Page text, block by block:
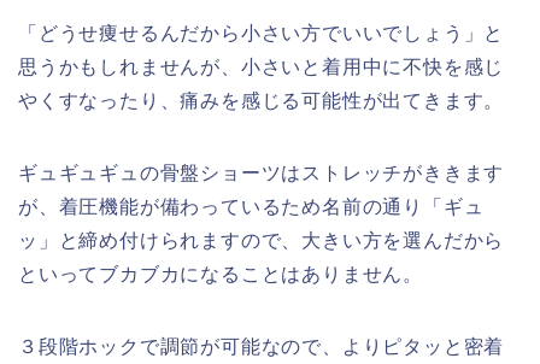
「どうせ痩せるんだから小さい方でいいでしょう」と
思うかもしれませんが、小さいと着用中に不快を感じ
やくすなったり、痛みを感じる可能性が出てきます。
ギュギュギュの骨盤ショーツはストレッチがききます
が、着圧機能が備わっているため名前の通り「ギュ
ッ」と締め付けられますので、大きい方を選んだから
といってブカブカになることはありません。
３段階ホックで調節が可能なので、よりピタッと密着